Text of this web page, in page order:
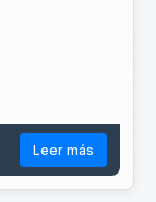
Leer más